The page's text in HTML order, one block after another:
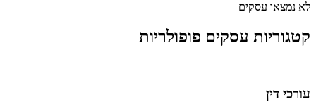
לא נמצאו עסקים
קטגוריות עסקים פופולריות
עורכי דין